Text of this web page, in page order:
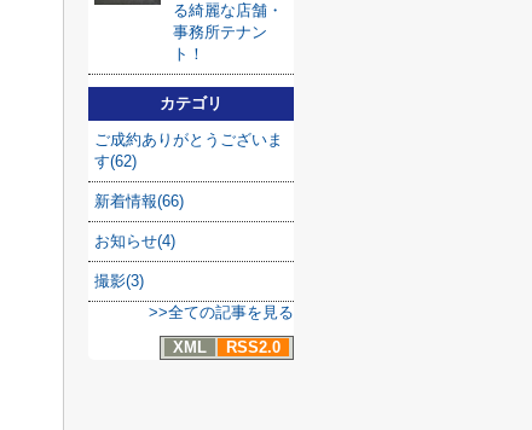
る綺麗な店舗・
事務所テナン
ト！
カテゴリ
ご成約ありがとうございま
す(62)
新着情報(66)
お知らせ(4)
撮影(3)
>>全ての記事を見る
XML
RSS2.0